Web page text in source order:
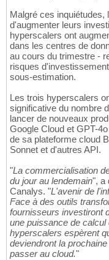
Malgré ces
d'augmenter leurs
hyperscalers ont
dans les centres de
au cours du trimestre -
risques
sous-estimation.
Les trois hyperscalers
significative du nombre
lancer de nouveaux
Google Cloud et GPT-
de sa plateforme cloud
Sonnet et d'autres API.
"La commercialisation
du jour au lendemain", a
Canalys. "L'avenir de
Face à des outils
fournisseurs investiront
une puissance de
hyperscalers espèrent
deviendront la
passer au cloud."